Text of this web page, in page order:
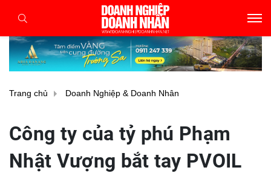
Trang chủ Doanh Nghiệp & Doanh Nhân
Công ty của tỷ phú Phạm
Nhật Vượng bắt tay PVOIL